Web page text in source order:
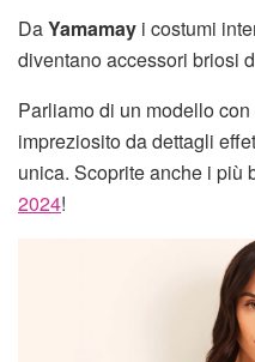
DaYamamay i costumi
diventano accessori briosi
Parliamo di un modello con
impreziosito da dettagli
unica. Scoprite anche i più
2024!